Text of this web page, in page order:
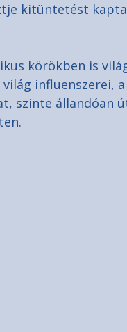
kitüntetést
körökben is
influenszerei, a
szinte állandóan